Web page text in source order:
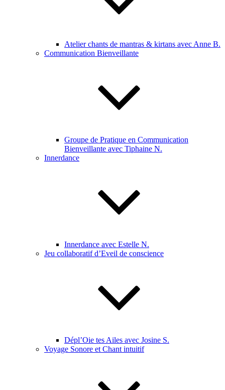
Atelier chants de mantras & kirtans avec Anne B.
Communication Bienveillante
Groupe de Pratique en Communication
Bienveillante avec Tiphaine N.
Innerdance
Innerdance avec Estelle N.
Jeu collaboratif d’Eveil de conscience
Dépl’Oie tes Ailes avec Josine S.
Voyage Sonore et Chant intuitif